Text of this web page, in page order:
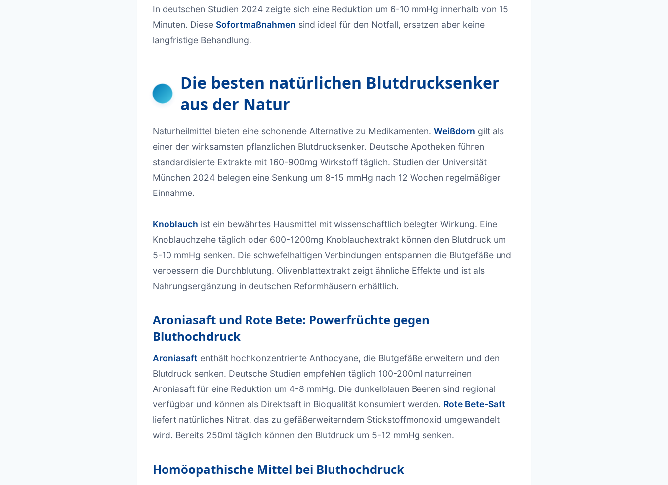
In deutschen Studien 2024 zeigte sich eine Reduktion um 6-10 mmHg innerhalb von 15
Minuten. Diese Sofortmaßnahmen sind ideal für den Notfall, ersetzen aber keine
langfristige Behandlung.
Die besten natürlichen Blutdrucksenker
aus der Natur
Naturheilmittel bieten eine schonende Alternative zu Medikamenten. Weißdorn gilt als
einer der wirksamsten pflanzlichen Blutdrucksenker. Deutsche Apotheken führen
standardisierte Extrakte mit 160-900mg Wirkstoff täglich. Studien der Universität
München 2024 belegen eine Senkung um 8-15 mmHg nach 12 Wochen regelmäßiger
Einnahme.
Knoblauch ist ein bewährtes Hausmittel mit wissenschaftlich belegter Wirkung. Eine
Knoblauchzehe täglich oder 600-1200mg Knoblauchextrakt können den Blutdruck um
5-10 mmHg senken. Die schwefelhaltigen Verbindungen entspannen die Blutgefäße und
verbessern die Durchblutung. Olivenblattextrakt zeigt ähnliche Effekte und ist als
Nahrungsergänzung in deutschen Reformhäusern erhältlich.
Aroniasaft und Rote Bete: Powerfrüchte gegen
Bluthochdruck
Aroniasaft enthält hochkonzentrierte Anthocyane, die Blutgefäße erweitern und den
Blutdruck senken. Deutsche Studien empfehlen täglich 100-200ml naturreinen
Aroniasaft für eine Reduktion um 4-8 mmHg. Die dunkelblauen Beeren sind regional
verfügbar und können als Direktsaft in Bioqualität konsumiert werden. Rote Bete-Saft
liefert natürliches Nitrat, das zu gefäßerweiterndem Stickstoffmonoxid umgewandelt
wird. Bereits 250ml täglich können den Blutdruck um 5-12 mmHg senken.
Homöopathische Mittel bei Bluthochdruck